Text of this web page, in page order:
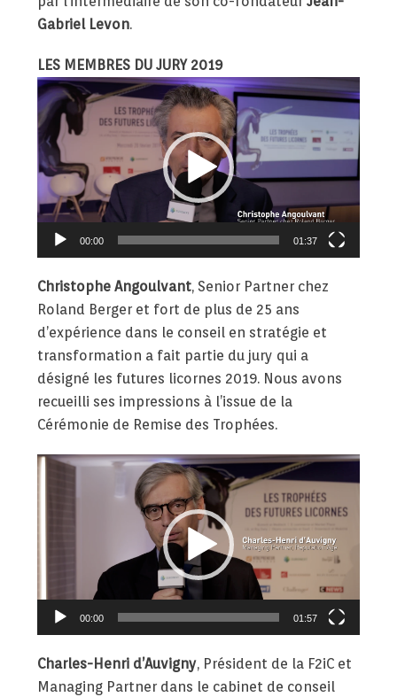
Gabriel Levon.
LES MEMBRES DU JURY 2019
Lecteur
vidéo
00:00 01:37
Christophe Angoulvant, Senior Partner chez
Roland Berger et fort de plus de 25 ans
d’expérience dans le conseil en stratégie et
transformation a fait partie du jury qui a
désigné les futures licornes 2019. Nous avons
recueilli ses impressions à l’issue de la
Cérémonie de Remise des Trophées.
Lecteur
00:00 01:57
Charles-Henri d’Auvigny, Président de la F2iC et
Managing Partner dans le cabinet de conseil